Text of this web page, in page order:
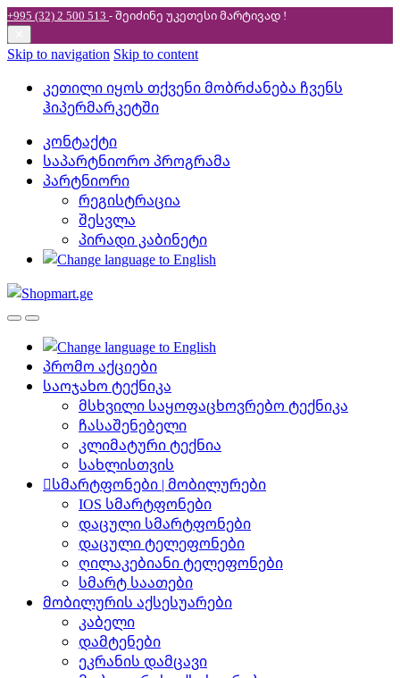
+995 (32) 2 500 513 - შეიძინე უკეთესიმარტივად !
Skip to navigation Skip to content
კეთილი იყოს თქვენი მობრძანება ჩვენს
ჰიპერმარკეტში
კონტაქტი
საპარტნიორო პროგრამა
პარტნიორი
რეგისტრაცია
შესვლა
პირადი კაბინეტი
პრომო აქციები
საოჯახო ტექნიკა
მსხვილი საყოფაცხოვრებო ტექნიკა
ჩასაშენებელი
კლიმატური ტექნია
სახლისთვის
სმარტფონები | მობილურები
IOS სმარტფონები
დაცული სმარტფონები
დაცული ტელეფონები
ღილაკებიანი ტელეფონები
სმარტ საათები
მობილურის აქსესუარები
კაბელი
დამტენები
ეკრანის დამცავი